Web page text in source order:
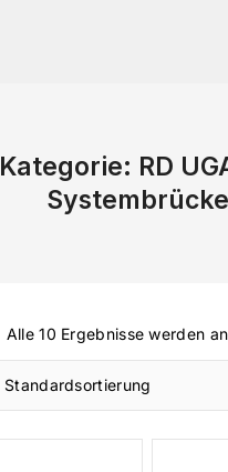
Kategorie: RD
Alle 10 Ergebnisse werden
Standardsortierung